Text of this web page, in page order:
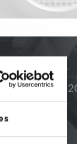
až do
Pa.